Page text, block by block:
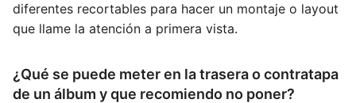
diferentes recortables para hacer un montaje o layout
que llame la atención a primera vista.
¿Qué se puede meter en la trasera o contratapa
de un álbum y que recomiendo no poner?